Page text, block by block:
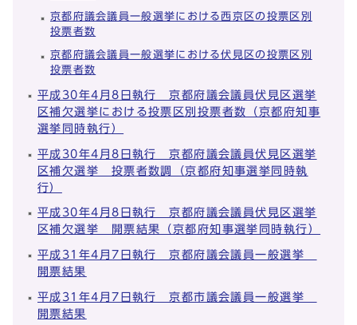
京都府議会議員一般選挙における西京区の投票区別
投票者数
京都府議会議員一般選挙における伏見区の投票区別
投票者数
平成30年4月8日執行 京都府議会議員伏見区選挙
区補欠選挙における投票区別投票者数（京都府知事
選挙同時執行）
平成30年4月8日執行 京都府議会議員伏見区選挙
区補欠選挙 投票者数調（京都府知事選挙同時執
行）
平成30年4月8日執行 京都府議会議員伏見区選挙
区補欠選挙 開票結果（京都府知事選挙同時執行）
平成31年4月7日執行 京都府議会議員一般選挙
開票結果
平成31年4月7日執行 京都市議会議員一般選挙
開票結果